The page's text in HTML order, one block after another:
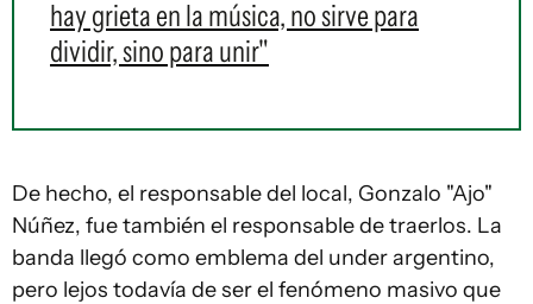
hay grieta en la música, no sirve para
dividir, sino para unir"
De hecho, el responsable del local, Gonzalo "Ajo"
Núñez, fue también el responsable de traerlos. La
banda llegó como emblema del under argentino,
pero lejos todavía de ser el fenómeno masivo que